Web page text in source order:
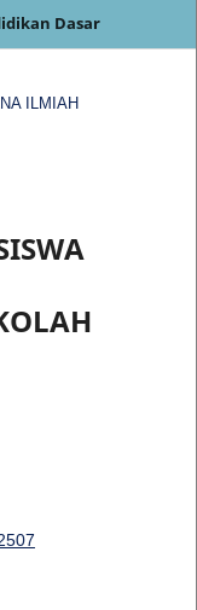
Dasar
ILMIAH